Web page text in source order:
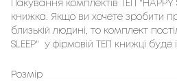
Пакування комплектів ТЕП "HAPPY
книжка. Якщо ви хочете зробити
близькій людині, то комплект
SLEEP"  у фірмовій ТЕП книжці
Розмір